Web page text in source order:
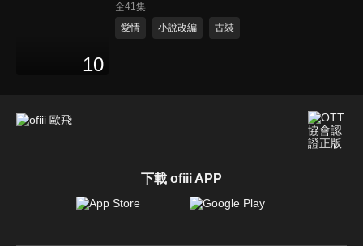
10
全41集
愛情
小說改編 古裝
下載 ofiii APP